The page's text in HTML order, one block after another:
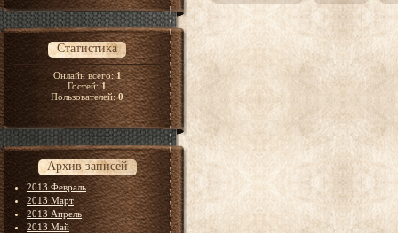
Статистика
Онлайн всего:1
Гостей:1
Пользователей:0
Архив записей
2013 Февраль
2013 Март
2013 Апрель
2013 Май